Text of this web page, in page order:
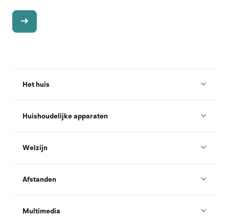
Het huis
Huishoudelijke apparaten
Welzijn
Afstanden
Multimedia